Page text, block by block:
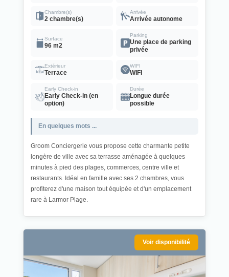
Chambre(s)
2 chambre(s)
Arrivée
Arrivée autonome
Surface
96 m2
Parking
Une place de parking
privée
Extérieur
Terrace
WIFI
WIFI
Early Check-in
Early Check-in (en
option)
Durée
Longue durée
possible
En quelques mots ...
Groom Conciergerie vous propose cette charmante petite
longère de ville avec sa terrasse aménagée à quelques
minutes à pied des plages, commerces, centre ville et
restaurants. Idéal en famille avec ses 2 chambres, vous
profiterez d'une maison tout équipée et d'un emplacement
rare à Larmor Plage.
Voir disponibilité